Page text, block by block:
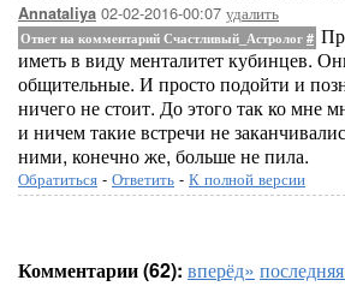
Annataliya 02-02-2016-00:07 удалить
Ответ на комментарий Счастливый_Астролог #
иметь в виду менталитет кубинцев.
общительные. И просто подойти и
ничего не стоит. До этого так ко мне
и ничем такие встречи не
ними, конечно же, больше не пила.
Обратиться - Ответить - К полной версии
Комментарии (62): вперёд»